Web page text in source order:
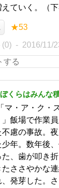
ていく。（下
★53
(0) 2016/11/
くらはみんな
「マ・ア・ク・
」飯場で作業
慮の事故。
少年。数年後
た、歯が叩き
たささやかな
、発芽した。